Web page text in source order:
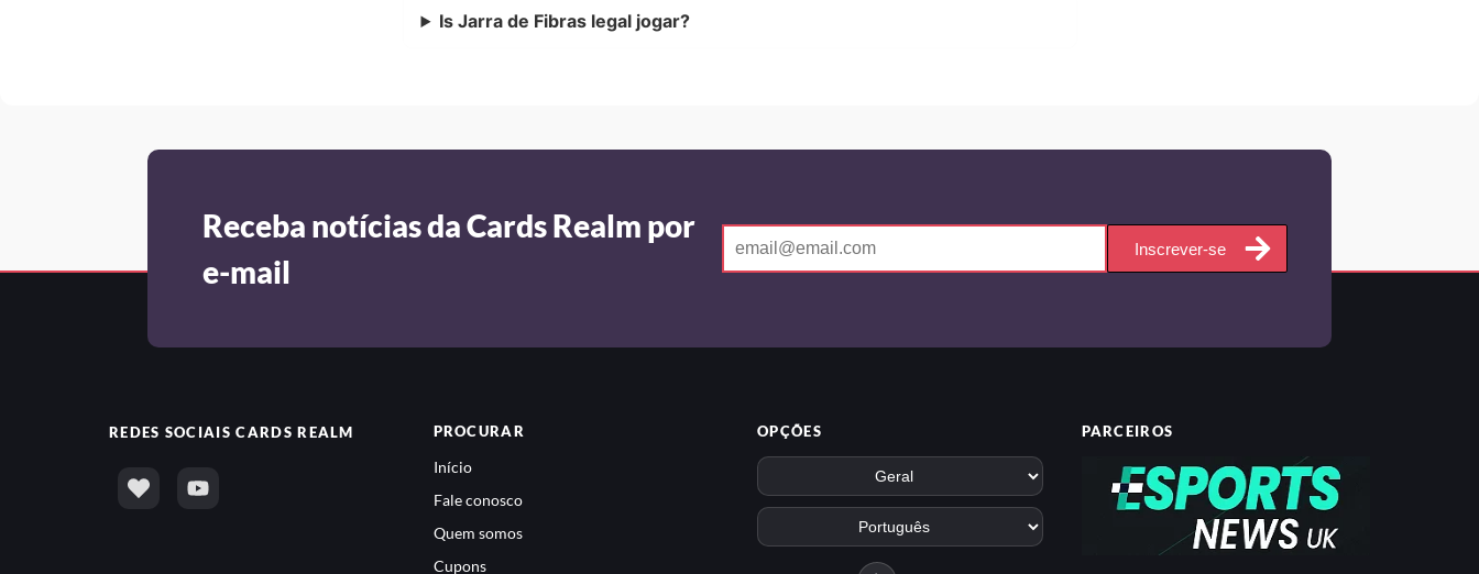
Is Jarra de Fibras legal jogar?
Receba notícias da Cards Realm por
e-mail
Inscrever-se
REDES SOCIAISCARDS REALM PROCURAR
Início
Fale conosco
Quem somos
Cupons
OPÇÕES PARCEIROS